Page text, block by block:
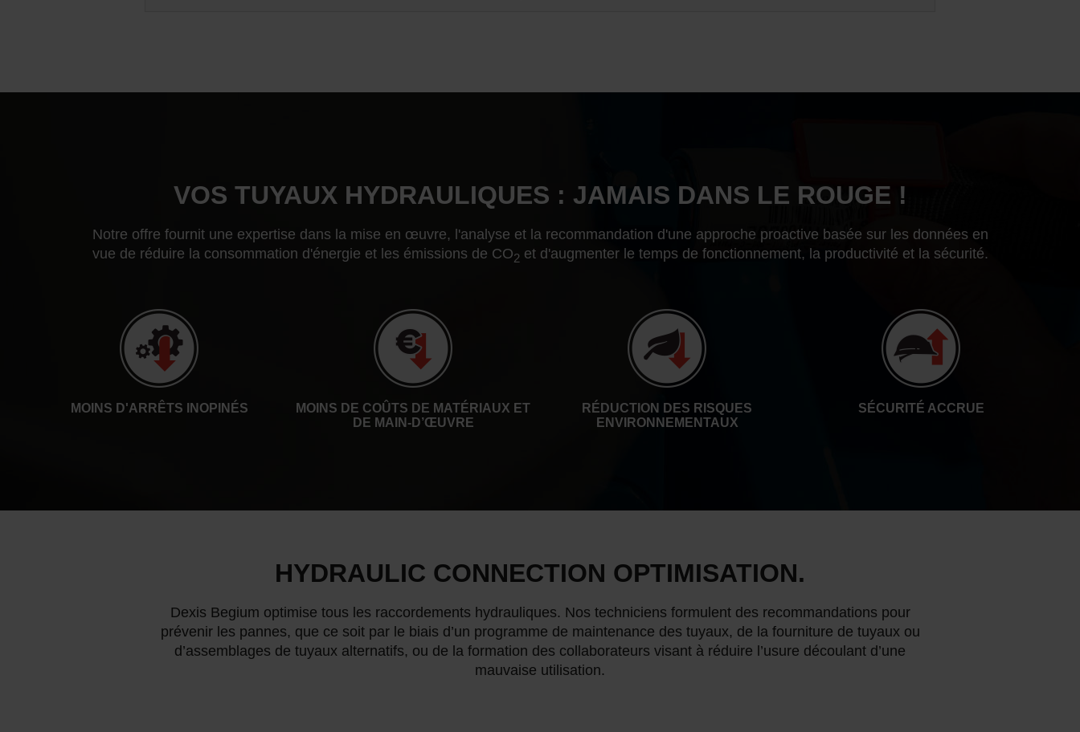
VOS TUYAUX HYDRAULIQUES : JAMAIS DANS LE ROUGE !
Notre offre fournit une expertise dans la mise en œuvre, l'analyse et la recommandation d'une approche proactive basée sur les données en
vue de réduire la consommation d'énergie et les émissions de CO2 et d'augmenter le temps de fonctionnement, la productivité et la sécurité.
MOINS D'ARRÊTS INOPINÉS
MOINS DE COÛTS DE MATÉRIAUX ET
DE MAIN-D’ŒUVRE
RÉDUCTION DES RISQUES
ENVIRONNEMENTAUX
SÉCURITÉ ACCRUE
HYDRAULIC CONNECTION OPTIMISATION.
Dexis Begium optimise tous les raccordements hydrauliques. Nos techniciens formulent des recommandations pour
prévenir les pannes, que ce soit par le biais d’un programme de maintenance des tuyaux, de la fourniture de tuyaux ou
d’assemblages de tuyaux alternatifs, ou de la formation des collaborateurs visant à réduire l’usure découlant d’une
mauvaise utilisation.